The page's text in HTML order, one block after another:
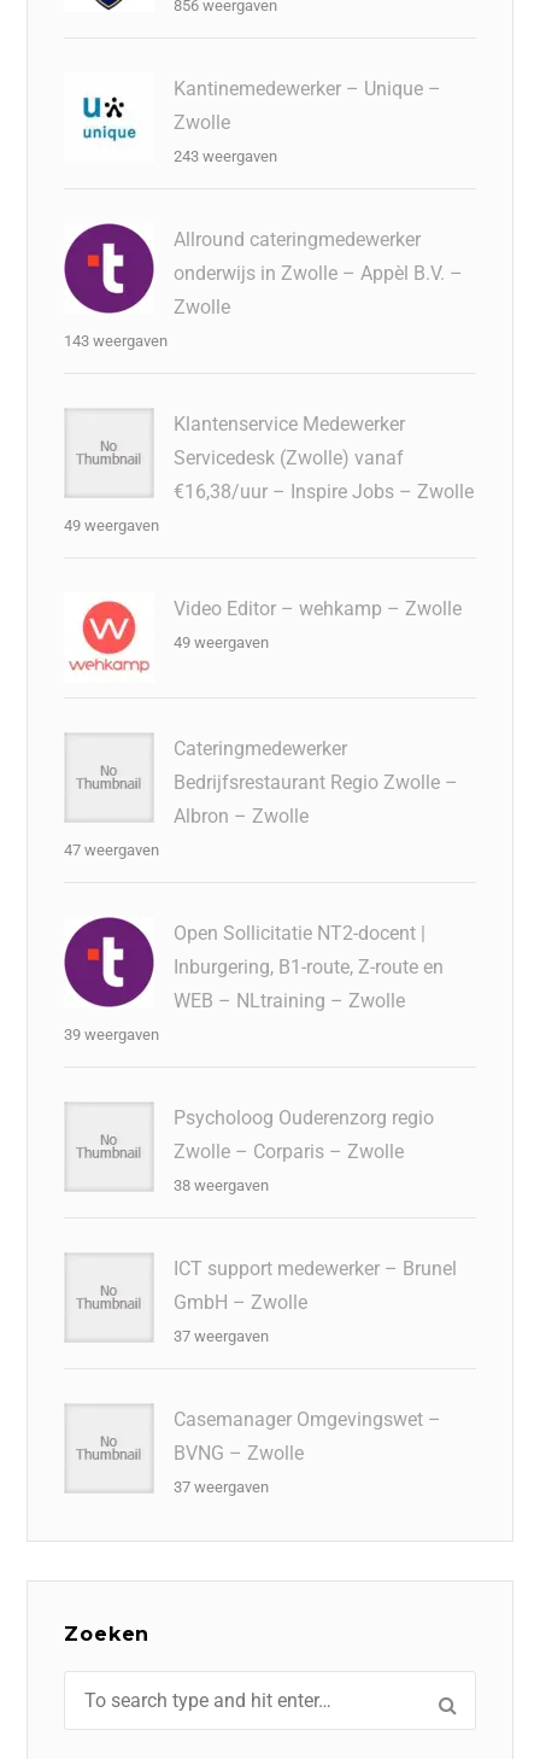
856 weergaven
Kantinemedewerker – Unique –
Zwolle
243 weergaven
Allround cateringmedewerker
onderwijs in Zwolle – Appèl B.V. –
Zwolle
143 weergaven
Klantenservice Medewerker
Servicedesk (Zwolle) vanaf
€16,38/uur – Inspire Jobs – Zwolle
49 weergaven
Video Editor – wehkamp – Zwolle
49 weergaven
Cateringmedewerker
Bedrijfsrestaurant Regio Zwolle –
Albron – Zwolle
47 weergaven
Open Sollicitatie NT2-docent |
Inburgering, B1-route, Z-route en
WEB – NLtraining – Zwolle
39 weergaven
Psycholoog Ouderenzorg regio
Zwolle – Corparis – Zwolle
38 weergaven
ICT support medewerker – Brunel
GmbH – Zwolle
37 weergaven
Casemanager Omgevingswet –
BVNG – Zwolle
37 weergaven
Zoeken